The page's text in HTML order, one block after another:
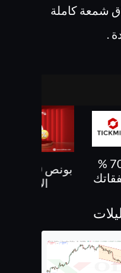
شمعة كاملة
.
كاش باك 70 %
الايداع